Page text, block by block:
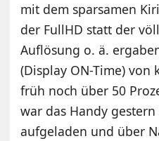
mit dem sparsamen
der FullHD statt der
Auflösung o. ä.
(Display ON-Time) von
früh noch über 50
war das Handy
aufgeladen und über